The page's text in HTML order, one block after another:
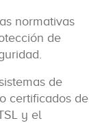
normativas
de
de
certificados de
y el